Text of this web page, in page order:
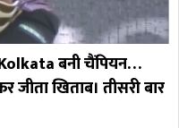
बनी चैंपियन…
खिताब। तीसरी बार